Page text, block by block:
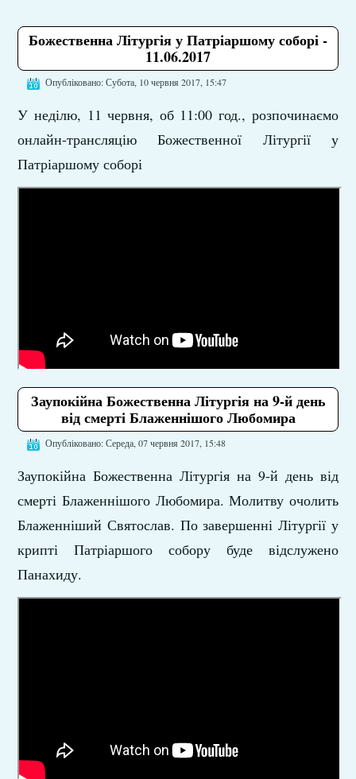
Божественна Літургія у Патріаршому соборі -
11.06.2017
Опубліковано: Субота, 10 червня 2017, 15:47
У неділю, 11 червня, об 11:00 год., розпочинаємо
онлайн-трансляцію Божественної Літургії у
Патріаршому соборі
Заупокійна Божественна Літургія на 9-й день
від смерті Блаженнішого Любомира
Опубліковано: Середа, 07 червня 2017, 15:48
Заупокійна Божественна Літургія на 9-й день від
смерті Блаженнішого Любомира. Молитву очолить
Блаженніший Святослав. По завершенні Літургії у
крипті Патріаршого собору буде відслужено
Панахиду.